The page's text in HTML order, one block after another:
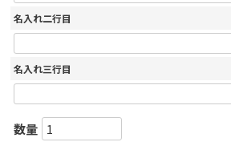
名入れ二行目
名入れ三行目